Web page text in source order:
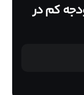
کم در